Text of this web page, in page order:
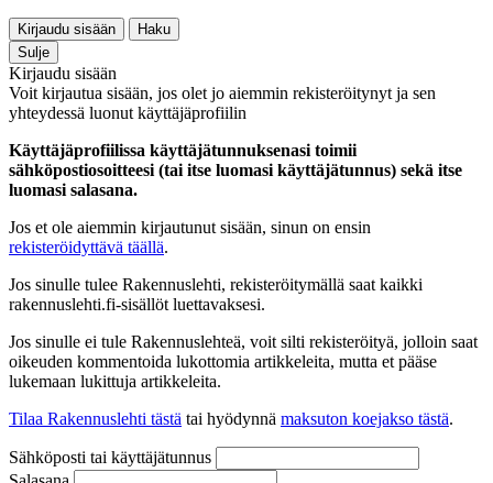
Kirjaudu sisään
Haku
Sulje
Kirjaudu sisään
Voit kirjautua sisään, jos olet jo aiemmin rekisteröitynyt ja sen
yhteydessä luonut käyttäjäprofiilin
Käyttäjäprofiilissa käyttäjätunnuksenasi toimii
sähköpostiosoitteesi (tai itse luomasi käyttäjätunnus) sekä itse
luomasi salasana.
Jos et ole aiemmin kirjautunut sisään, sinun on ensin
rekisteröidyttävä täällä.
Jos sinulle tulee Rakennuslehti, rekisteröitymällä saat kaikki
rakennuslehti.fi-sisällöt luettavaksesi.
Jos sinulle ei tule Rakennuslehteä, voit silti rekisteröityä, jolloin saat
oikeuden kommentoida lukottomia artikkeleita, mutta et pääse
lukemaan lukittuja artikkeleita.
Tilaa Rakennuslehti tästä tai hyödynnä maksuton koejakso tästä.
Sähköposti tai käyttäjätunnus